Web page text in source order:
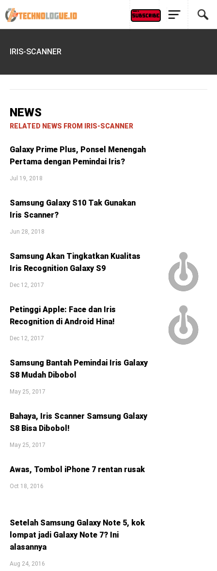
IRIS-SCANNER
NEWS
RELATED NEWS FROM IRIS-SCANNER
Galaxy Prime Plus, Ponsel Menengah
Pertama dengan Pemindai Iris?
Jul 19, 2018
Samsung Galaxy S10 Tak Gunakan
Iris Scanner?
Jun 28, 2018
Samsung Akan Tingkatkan Kualitas
Iris Recognition Galaxy S9
Dec 12, 2017
Petinggi Apple: Face dan Iris
Recognition di Android Hina!
Dec 12, 2017
Samsung Bantah Pemindai Iris Galaxy
S8 Mudah Dibobol
May 25, 2017
Bahaya, Iris Scanner Samsung Galaxy
S8 Bisa Dibobol!
May 25, 2017
Awas, Tombol iPhone 7 rentan rusak
Oct 18, 2016
Setelah Samsung Galaxy Note 5, kok
lompat jadi Galaxy Note 7? Ini
alasannya
Aug 24, 2016